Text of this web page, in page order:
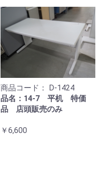
商品コード：
D-1424
品名：14-7 平机 特価
品 店頭販売のみ
￥6,600